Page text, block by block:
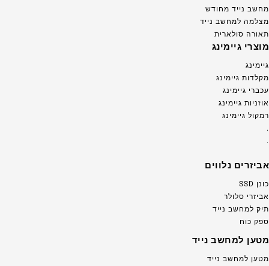
מחשב נייד מחודש
מצלמה למחשב נייד
תאורה סולארית
מוצרי גיימינג
גיימינג
מקלדות גיימינג
עכברי גיימינג
אוזניות גיימינג
רמקול גיימינג
.
.
אביזרים נלווים
כונן SSD
אביזרי סלולר
תיק למחשב נייד
ספק כוח
מטען למחשב נייד
מטען למחשב נייד